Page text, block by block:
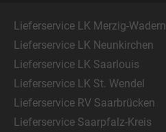
Lieferservice LK Merzig-Wadern
Lieferservice LK Neunkirchen
Lieferservice LK Saarlouis
Lieferservice LK St. Wendel
Lieferservice RV Saarbrücken
Lieferservice Saarpfalz-Kreis